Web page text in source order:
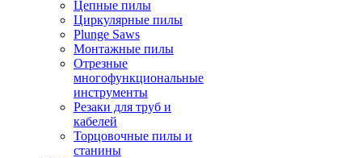
Цепные пилы
Циркулярные пилы
Plunge Saws
Монтажные пилы
Отрезные
многофункциональные
инструменты
Резаки для труб и
кабелей
Торцовочные пилы и
станины